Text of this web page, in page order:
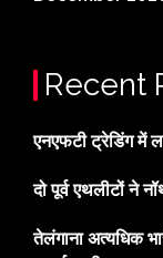
Recent
एनएफटी ट्रेडिंग में
दो पूर्व एथलीटों ने
तेलंगाना अत्यधिक